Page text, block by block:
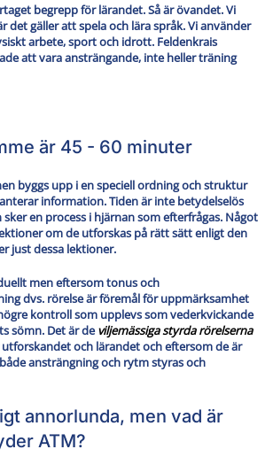
begrepp för lärandet. Så är övandet. Vi
det gäller att spela och lära språk. Vi använder
arbete, sport och idrott. Feldenkrais
att vara ansträngande, inte heller träning
är 45 - 60 minuter
byggs upp i en speciell ordning och struktur
information. Tiden är inte betydelselös
en process i hjärnan som efterfrågas. Något
om de utforskas på rätt sätt enligt den
just dessa lektioner.
men eftersom tonus och
dvs. rörelse är föremål för uppmärksamhet
kontroll som upplevs som vederkvickande
sömn. Det är deviljemässiga styrda rörelserna
och lärandet och eftersom de är
ansträngning och rytm styras och
annorlunda, men vad är
ATM?